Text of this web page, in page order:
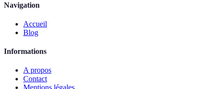
Navigation
Accueil
Blog
Informations
A propos
Contact